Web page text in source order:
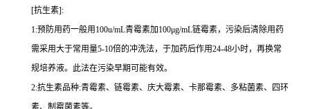
[抗生素]:
1:预防用药一般用100u/mL青霉素加100μg/mL链霉素，污染后清除用药
需采用大于常用量5-10倍的冲洗法，于加药后作用24-48小时，再换常
规培养液。此法在污染早期可能有效。
2:抗生素品种:青霉素、链霉素、庆大霉素、卡那霉素、多粘菌素、四环
素、制霉菌素等。